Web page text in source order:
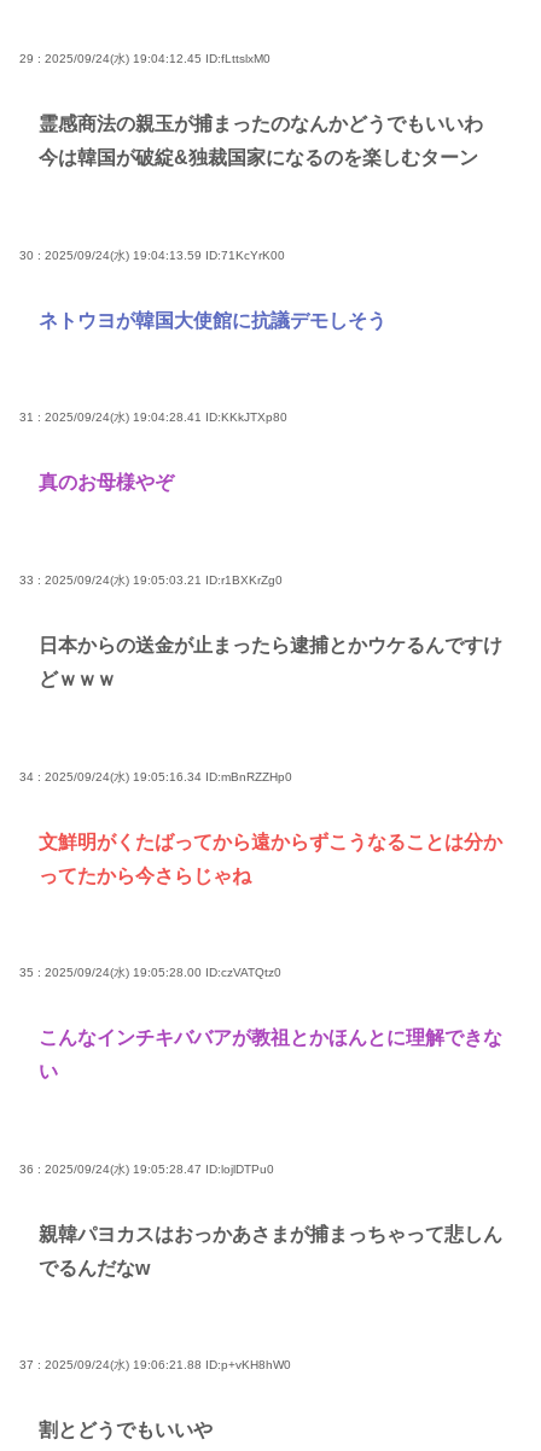
29 : 2025/09/24(水) 19:04:12.45 ID:fLttslxM0
霊感商法の親玉が捕まったのなんかどうでもいいわ
今は韓国が破綻&独裁国家になるのを楽しむターン
30 : 2025/09/24(水) 19:04:13.59 ID:71KcYrK00
ネトウヨが韓国大使館に抗議デモしそう
31 : 2025/09/24(水) 19:04:28.41 ID:KKkJTXp80
真のお母様やぞ
33 : 2025/09/24(水) 19:05:03.21 ID:r1BXKrZg0
日本からの送金が止まったら逮捕とかウケるんですけ
どｗｗｗ
34 : 2025/09/24(水) 19:05:16.34 ID:mBnRZZHp0
文鮮明がくたばってから遠からずこうなることは分か
ってたから今さらじゃね
35 : 2025/09/24(水) 19:05:28.00 ID:czVATQtz0
こんなインチキババアが教祖とかほんとに理解できな
い
36 : 2025/09/24(水) 19:05:28.47 ID:lojlDTPu0
親韓パヨカスはおっかあさまが捕まっちゃって悲しん
でるんだなw
37 : 2025/09/24(水) 19:06:21.88 ID:p+vKH8hW0
割とどうでもいいや